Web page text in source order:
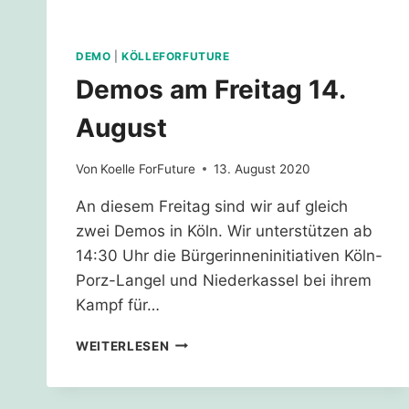
DEMO |KÖLLEFORFUTURE
Demos am Freitag 14.
August
Von Koelle ForFuture 13. August 2020
An diesem Freitag sind wir auf gleich
zwei Demos in Köln. Wir unterstützen ab
14:30 Uhr die Bürgerinneninitiativen Köln-
Porz-Langel und Niederkassel bei ihrem
Kampf für…
WEITERLESEN DEMOS